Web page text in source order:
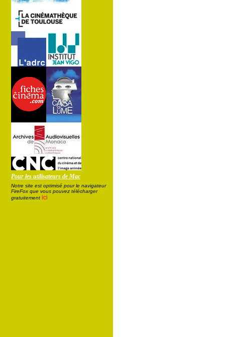
Pour les utilisateurs de Mac
Notre site est optimisé pour le navigateur
FireFox que vous pouvez télécharger
gratuitement ici